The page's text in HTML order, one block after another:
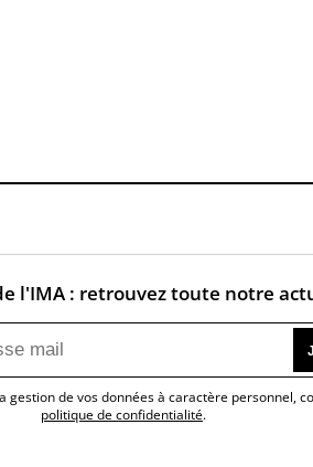
l'IMA : retrouvez toute notre
gestion de vos données à caractère personnel,
politique de confidentialité.